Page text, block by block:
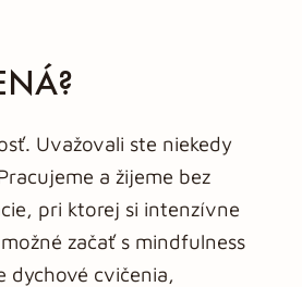
Uvažovali ste niekedy
a žijeme bez
pri ktorej si intenzívne
začať s mindfulness
dychové cvičenia,